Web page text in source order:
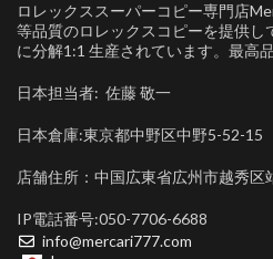
ロレックススーパーコピー専門店
等品質のロレックスコピーを提供し
に分解1:1 生産されています。最高
日本担当者: 佐藤 敬一
日本倉庫:東京都中野区中野5-52-15
店舗住所：中国広東省広州市越秀区
IP電話番号:050-7706-6688
info@mercari777.com